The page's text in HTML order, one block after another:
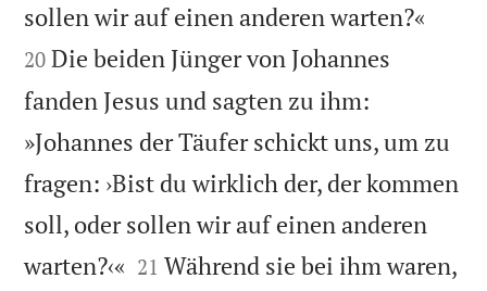
sollen wir auf einen anderen warten?«
20 Die beiden Jünger von Johannes
fanden Jesus und sagten zu ihm:
»Johannes der Täufer schickt uns, um zu
fragen: ›Bist du wirklich der, der kommen
soll, oder sollen wir auf einen anderen
warten?‹« 

21 Während sie bei ihm waren,